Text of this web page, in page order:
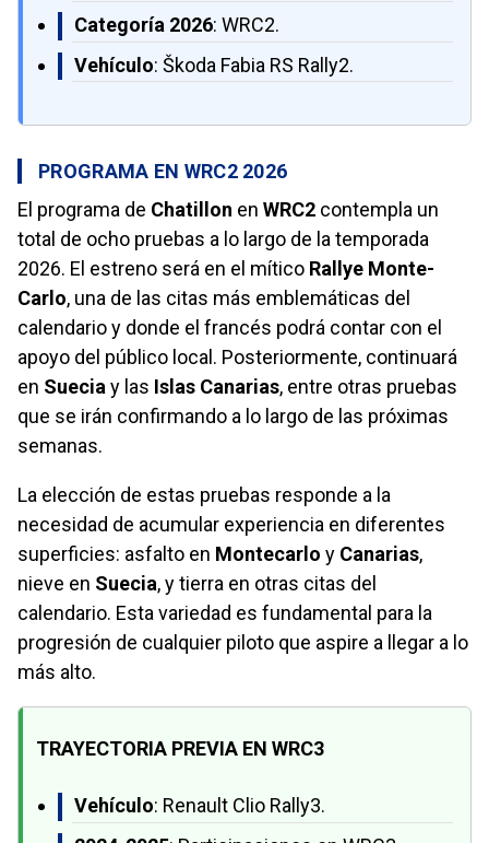
Categoría 2026: WRC2.
Vehículo: Škoda Fabia RS Rally2.
PROGRAMA EN WRC2 2026
El programa de Chatillon en WRC2 contempla un
total de ocho pruebas a lo largo de la temporada
2026. El estreno será en el mítico Rallye Monte-
Carlo, una de las citas más emblemáticas del
calendario y donde el francés podrá contar con el
apoyo del público local. Posteriormente, continuará
en Sueciay las Islas Canarias, entre otras pruebas
que se irán confirmando a lo largo de las próximas
semanas.
La elección de estas pruebas responde a la
necesidad de acumular experiencia en diferentes
superficies: asfalto en Montecarlo y Canarias,
nieve en Suecia, y tierra en otras citas del
calendario. Esta variedad es fundamental para la
progresión de cualquier piloto que aspire a llegar a lo
más alto.
TRAYECTORIA PREVIA EN WRC3
Vehículo: Renault Clio Rally3.